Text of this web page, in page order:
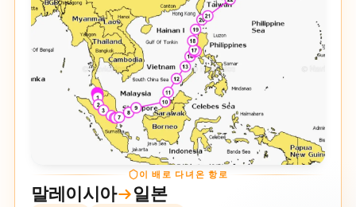
이 배로 다녀온 항로
말레이시아 일본